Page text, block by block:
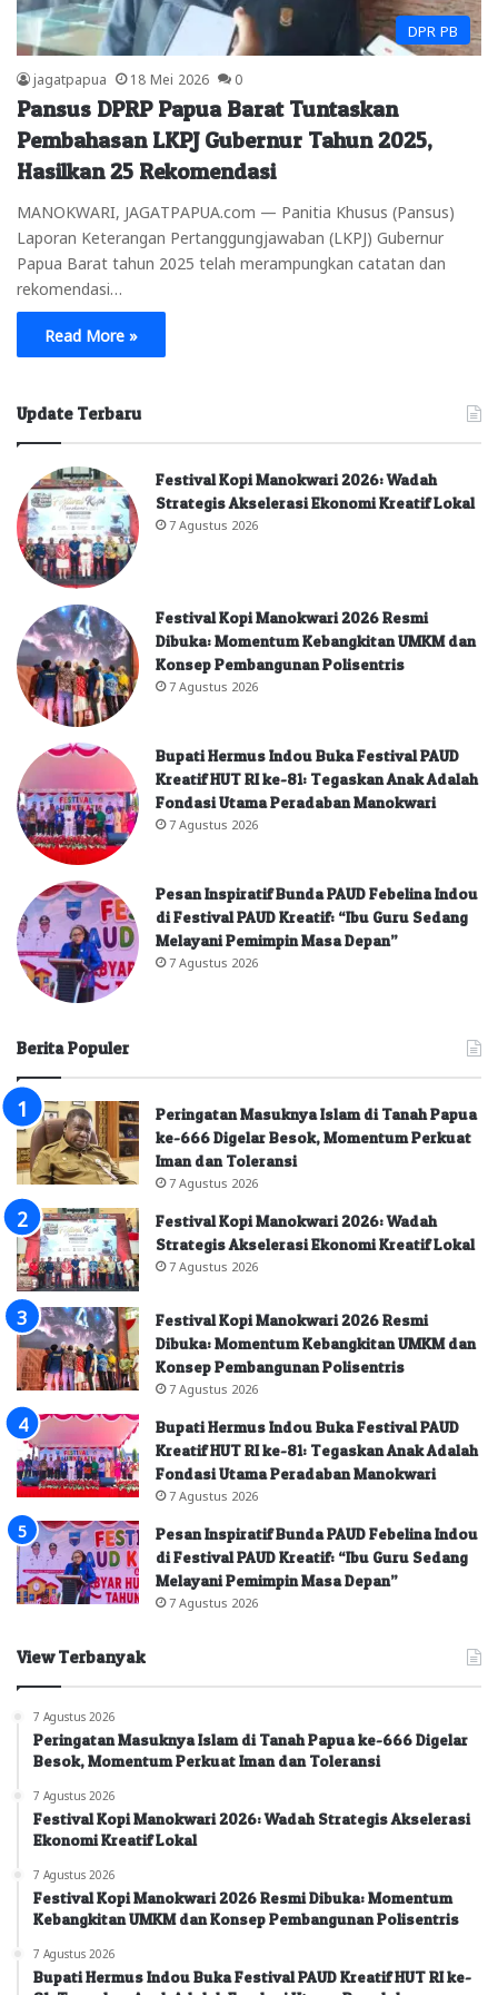
DPR PB
jagatpapua 18 Mei 2026 0
Pansus DPRP Papua Barat Tuntaskan
Pembahasan LKPJ Gubernur Tahun 2025,
Hasilkan 25 Rekomendasi
MANOKWARI, JAGATPAPUA.com — Panitia Khusus (Pansus)
Laporan Keterangan Pertanggungjawaban (LKPJ) Gubernur
Papua Barat tahun 2025 telah merampungkan catatan dan
rekomendasi…
Read More »
Update Terbaru
Festival Kopi Manokwari 2026: Wadah
Strategis Akselerasi Ekonomi Kreatif Lokal
7 Agustus 2026
Festival Kopi Manokwari 2026 Resmi
Dibuka: Momentum Kebangkitan UMKM dan
Konsep Pembangunan Polisentris
7 Agustus 2026
Bupati Hermus Indou Buka Festival PAUD
Kreatif HUT RI ke-81: Tegaskan Anak Adalah
Fondasi Utama Peradaban Manokwari
7 Agustus 2026
Pesan Inspiratif Bunda PAUD Febelina Indou
di Festival PAUD Kreatif: “Ibu Guru Sedang
Melayani Pemimpin Masa Depan”
7 Agustus 2026
Berita Populer
Peringatan Masuknya Islam di Tanah Papua
ke-666 Digelar Besok, Momentum Perkuat
Iman dan Toleransi
7 Agustus 2026
Festival Kopi Manokwari 2026: Wadah
Strategis Akselerasi Ekonomi Kreatif Lokal
7 Agustus 2026
Festival Kopi Manokwari 2026 Resmi
Dibuka: Momentum Kebangkitan UMKM dan
Konsep Pembangunan Polisentris
7 Agustus 2026
Bupati Hermus Indou Buka Festival PAUD
Kreatif HUT RI ke-81: Tegaskan Anak Adalah
Fondasi Utama Peradaban Manokwari
7 Agustus 2026
Pesan Inspiratif Bunda PAUD Febelina Indou
di Festival PAUD Kreatif: “Ibu Guru Sedang
Melayani Pemimpin Masa Depan”
7 Agustus 2026
View Terbanyak
7 Agustus 2026
Peringatan Masuknya Islam di Tanah Papua ke-666 Digelar
Besok, Momentum Perkuat Iman dan Toleransi
7 Agustus 2026
Festival Kopi Manokwari 2026: Wadah Strategis Akselerasi
Ekonomi Kreatif Lokal
7 Agustus 2026
Festival Kopi Manokwari 2026 Resmi Dibuka: Momentum
Kebangkitan UMKM dan Konsep Pembangunan Polisentris
7 Agustus 2026
Bupati Hermus Indou Buka Festival PAUD Kreatif HUT RI ke-